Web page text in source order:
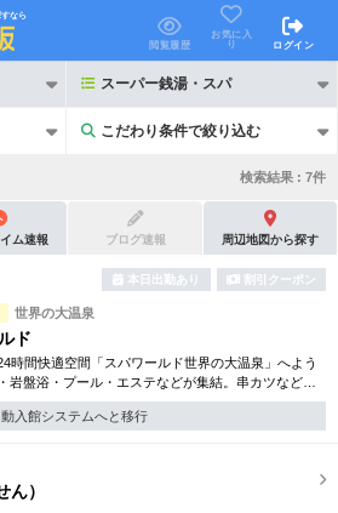
なら
閲覧履歴
お気に入
り
ログイン
スーパー銭湯・スパ
こだわり条件で絞り込む
こだわり条件で絞り込む
リピーター割引あり
ポイントカード有
検索結果 : 7件
ム速報 ブログ速報 周辺地図から探す
本日出勤あり 割引クーポン
世界の大温泉
ド
時間快適空間「スパワールド世界の大温泉」へよう
岩盤浴・プール・エステなどが集結。串カツなど新
天閣が望めるホテルでの宿泊も楽しめます。
入館システムへと移行
）